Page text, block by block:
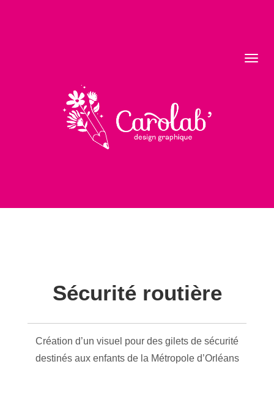
Sécurité routière
Création d’un visuel pour des gilets de sécurité
destinés aux enfants de la Métropole d’Orléans